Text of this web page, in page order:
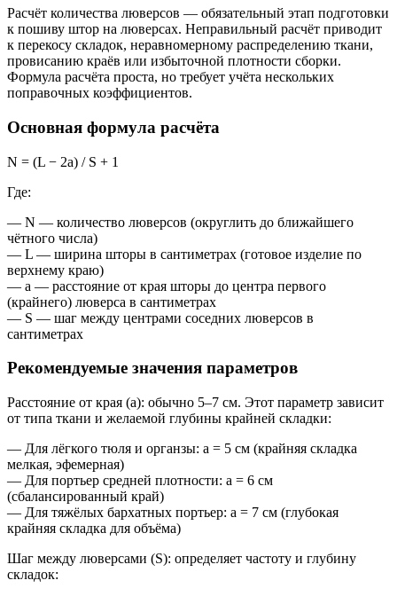
Расчёт количества люверсов — обязательный этап подготовки
к пошиву штор на люверсах. Неправильный расчёт приводит
к перекосу складок, неравномерному распределению ткани,
провисанию краёв или избыточной плотности сборки.
Формула расчёта проста, но требует учёта нескольких
поправочных коэффициентов.
Основная формула расчёта
N = (L − 2a) / S + 1
Где:
— N — количество люверсов (округлить до ближайшего
чётного числа)
— L — ширина шторы в сантиметрах (готовое изделие по
верхнему краю)
— a — расстояние от края шторы до центра первого
(крайнего) люверса в сантиметрах
— S — шаг между центрами соседних люверсов в
сантиметрах
Рекомендуемые значения параметров
Расстояние от края (a): обычно 5–7 см. Этот параметр зависит
от типа ткани и желаемой глубины крайней складки:
— Для лёгкого тюля и органзы: a = 5 см (крайняя складка
мелкая, эфемерная)
— Для портьер средней плотности: a = 6 см
(сбалансированный край)
— Для тяжёлых бархатных портьер: a = 7 см (глубокая
крайняя складка для объёма)
Шаг между люверсами (S): определяет частоту и глубину
складок: